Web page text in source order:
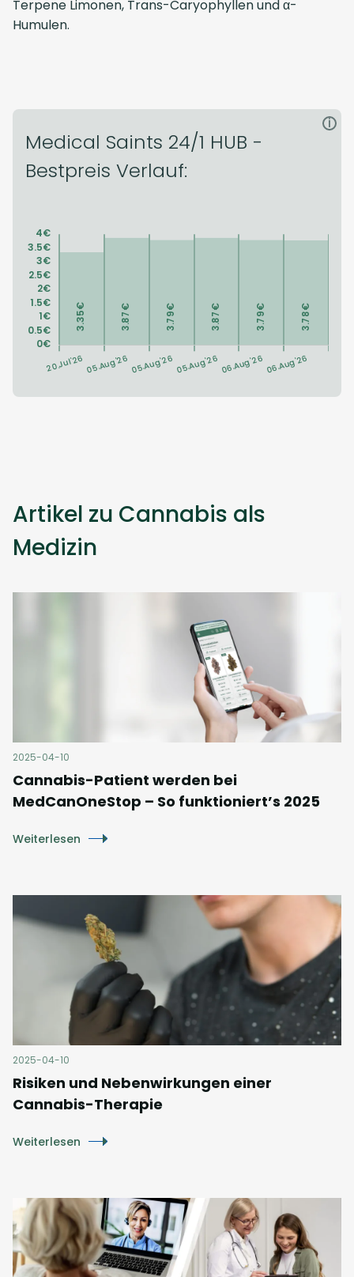
Terpene Limonen, Trans-Caryophyllen und α-
Humulen.
Medical Saints 24/1 HUB -
Bestpreis Verlauf:
i
Artikel zu Cannabis als
Medizin
2025-04-10
Cannabis-Patient werden bei
MedCanOneStop – So funktioniert’s 2025
Weiterlesen
2025-04-10
Risiken und Nebenwirkungen einer
Cannabis-Therapie
Weiterlesen